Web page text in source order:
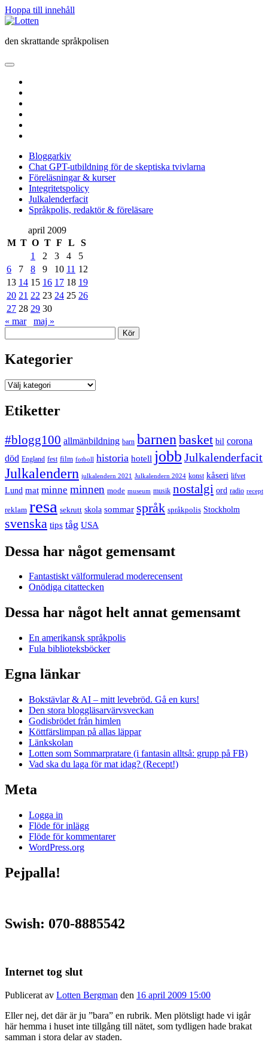
Hoppa till innehåll
Lotten
den skrattande språkpolisen
öppna
meny
Bloggarkiv
Chat GPT-utbildning för de skeptiska tvivlarna
Föreläsningar & kurser
Integritetspolicy
Julkalenderfacit
Språkpolis, redaktör & föreläsare
Sidopanel
april 2009
M T O T F L
S
1
2 3 4
5
6
7 8 9 10 11 12
13 14 15 16 17 18 19
20 21 22 23 24 25 26
27 28 29 30
« mar
maj »
Kategorier
Kategorier
Etiketter
#blogg100 allmänbildning barn barnen basket bil corona
död England fest film fotboll historia hotell jobb Julkalenderfacit
Julkalendern julkalendern 2021 Julkalendern 2024 konst kåseri lifvet
Lund mat minne minnen mode museum musik nostalgi ord radio recept
reklam resa sekrutt skola sommar språk språkpolis Stockholm
svenska tips tåg USA
Dessa har något gemensamt
Fantastiskt välformulerad moderecensent
Onödiga citattecken
Dessa har något helt annat gemensamt
En amerikansk språkpolis
Fula biblioteksböcker
Egna länkar
Bokstävlar & AI – mitt levebröd. Gå en kurs!
Den stora bloggläsarvärvsveckan
Godisbrödet från himlen
Köttfärslimpan på allas läppar
Länkskolan
Lotten som Sommarpratare (i fantasin alltså: grupp på FB)
Vad ska du laga för mat idag? (Recept!)
Meta
Logga in
Flöde för inlägg
Flöde för kommentarer
WordPress.org
Pejpalla!
Swish: 070-8885542
Internet tog slut
Publicerat av Lotten Bergman den 16 april 2009 15:00
Eller nej, det där är ju ”bara” en rubrik. Men plötsligt hade vi igår
här hemma i huset inte tillgång till nätet, som tydligen hade brakat
samman i stora delar av staden.